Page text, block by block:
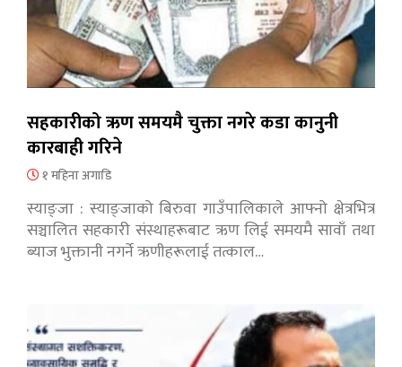
सहकारीको ऋण समयमै चुक्ता नगरे कडा कानुनी
कारबाही गरिने
१ महिना अगाडि
स्याङ्जा : स्याङ्जाको बिरुवा गाउँपालिकाले आफ्नो क्षेत्रभित्र
सञ्चालित सहकारी संस्थाहरूबाट ऋण लिई समयमै सावाँ तथा
ब्याज भुक्तानी नगर्ने ऋणीहरूलाई तत्काल…